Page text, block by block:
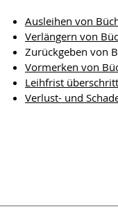
Ausleihen von
Verlängern von
Zurückgeben von
Vormerken von
Leihfrist
Verlust- und